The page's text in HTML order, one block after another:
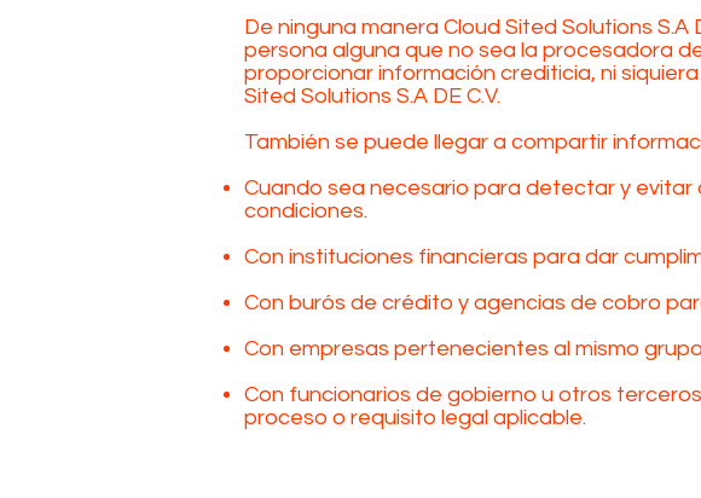
De ninguna manera Cloud Sited Solutions
persona alguna que no sea la procesadora
proporcionar información crediticia, ni
Sited Solutions S.A DE C.V.
También se puede llegar a compartir
Cuando sea necesario para detectar y
condiciones.
Con instituciones financieras para dar
Con burós de crédito y agencias de cobro
Con empresas pertenecientes al mismo grupo
Con funcionarios de gobierno u otros
proceso o requisito legal aplicable.